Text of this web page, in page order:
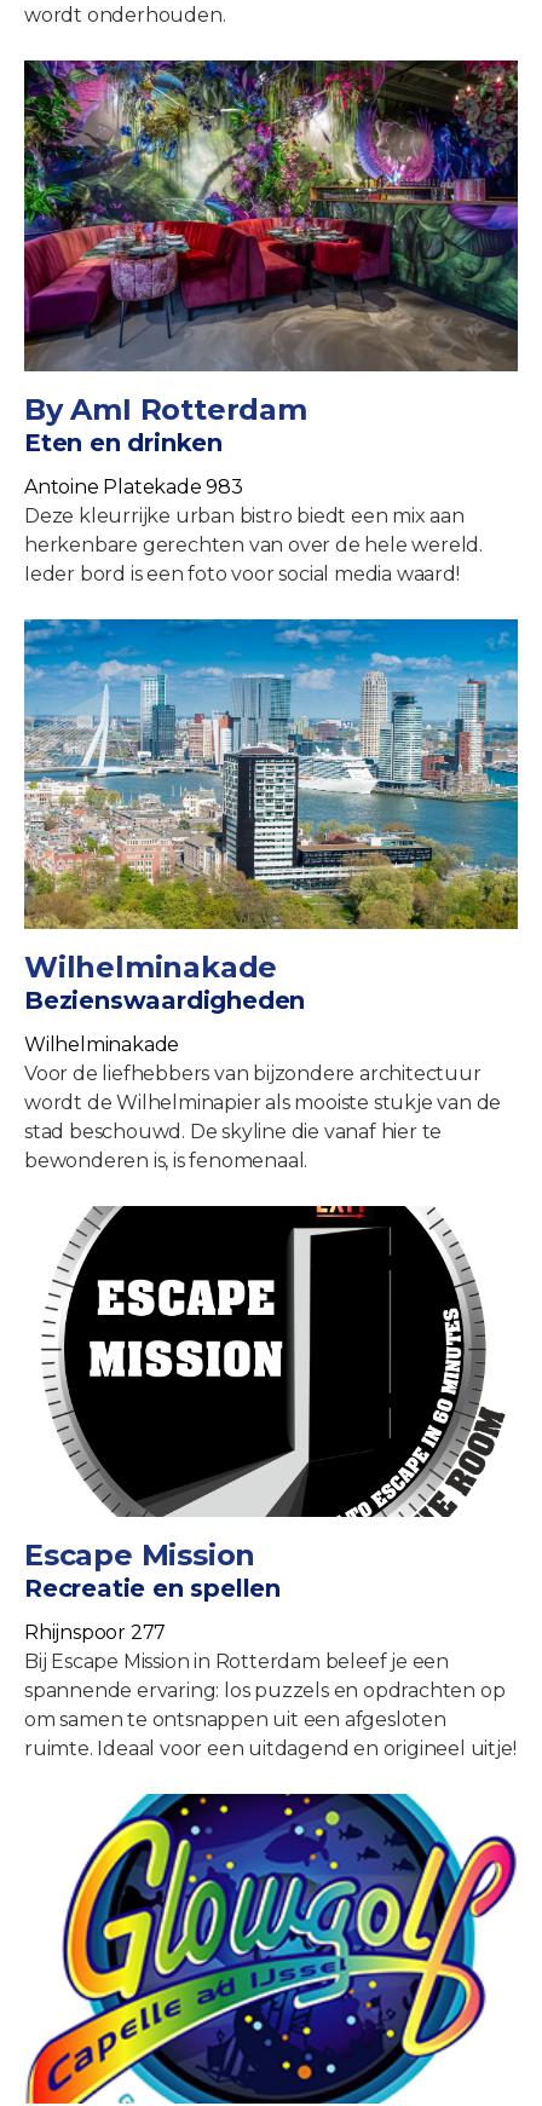
wordt onderhouden.
By AmI Rotterdam
Eten en drinken
Antoine Platekade 983
Deze kleurrijke urban bistro biedt een mix aan
herkenbare gerechten van over de hele wereld.
Ieder bord is een foto voor social media waard!
Wilhelminakade
Bezienswaardigheden
Wilhelminakade
Voor de liefhebbers van bijzondere architectuur
wordt de Wilhelminapier als mooiste stukje van de
stad beschouwd. De skyline die vanaf hier te
bewonderen is, is fenomenaal.
Escape Mission
Recreatie en spellen
Rhijnspoor 277
Bij Escape Mission in Rotterdam beleef je een
spannende ervaring: los puzzels en opdrachten op
om samen te ontsnappen uit een afgesloten
ruimte. Ideaal voor een uitdagend en origineel uitje!